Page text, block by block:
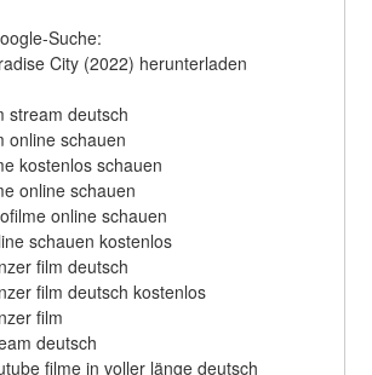
Suche:
City (2022) herunterladen
stream deutsch
online schauen
kostenlos schauen
online schauen
online schauen
schauen kostenlos
film deutsch
film deutsch kostenlos
film
deutsch
filme in voller länge deutsch